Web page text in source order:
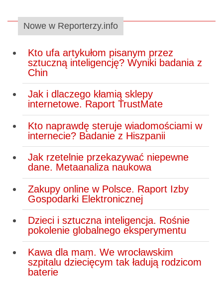
Nowe w Reporterzy.info
Kto ufa artykułom pisanym przez
sztuczną inteligencję? Wyniki badania z
Chin
Jak i dlaczego kłamią sklepy
internetowe. Raport TrustMate
Kto naprawdę steruje wiadomościami w
internecie? Badanie z Hiszpanii
Jak rzetelnie przekazywać niepewne
dane. Metaanaliza naukowa
Zakupy online w Polsce. Raport Izby
Gospodarki Elektronicznej
Dzieci i sztuczna inteligencja. Rośnie
pokolenie globalnego eksperymentu
Kawa dla mam. We wrocławskim
szpitalu dziecięcym tak ładują rodzicom
baterie